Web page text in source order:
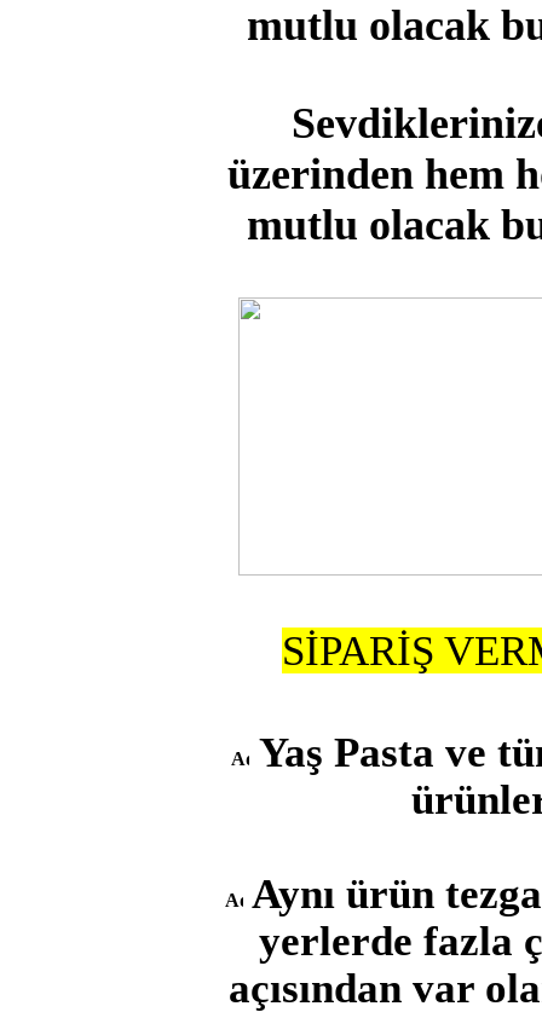
mutlu olacak
üzerinden hem
mutlu olacak
SİPARİŞ
Yaş Pasta ve
Aynı ürün
yerlerde fazla
açısından var